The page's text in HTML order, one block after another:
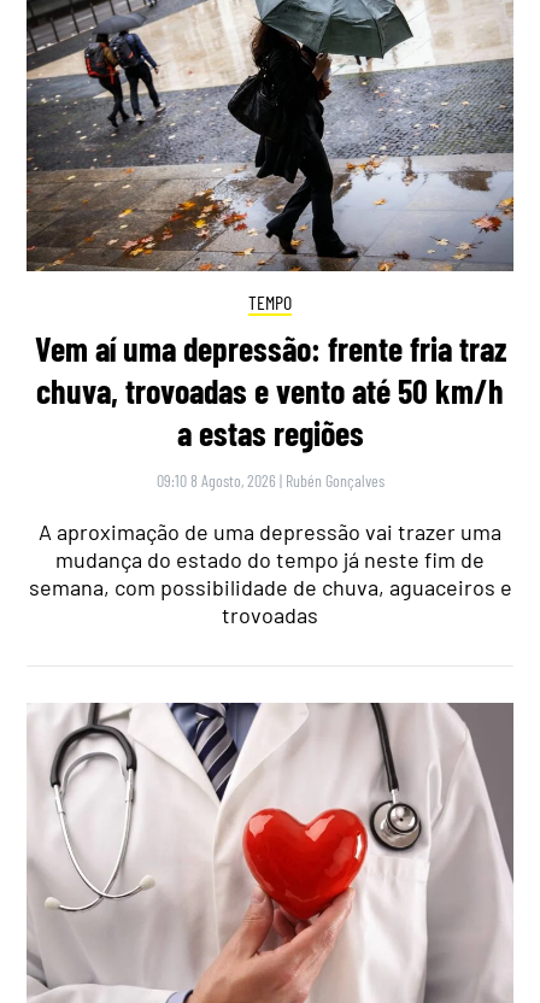
TEMPO
Vem aí uma depressão: frente fria traz
chuva, trovoadas e vento até 50 km/h
a estas regiões
09:10 8 Agosto, 2026 | Rubén Gonçalves
A aproximação de uma depressão vai trazer uma
mudança do estado do tempo já neste fim de
semana, com possibilidade de chuva, aguaceiros e
trovoadas